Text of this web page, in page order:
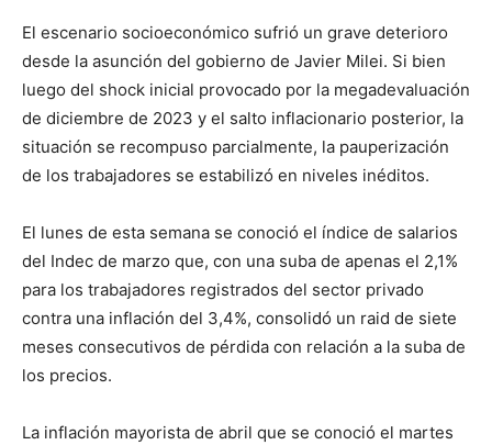
El escenario socioeconómico sufrió un grave deterioro
desde la asunción del gobierno de Javier Milei. Si bien
luego del shock inicial provocado por la megadevaluación
de diciembre de 2023 y el salto inflacionario posterior, la
situación se recompuso parcialmente, la pauperización
de los trabajadores se estabilizó en niveles inéditos.
El lunes de esta semana se conoció el índice de salarios
del Indec de marzo que, con una suba de apenas el 2,1%
para los trabajadores registrados del sector privado
contra una inflación del 3,4%, consolidó un raid de siete
meses consecutivos de pérdida con relación a la suba de
los precios.
La inflación mayorista de abril que se conoció el martes